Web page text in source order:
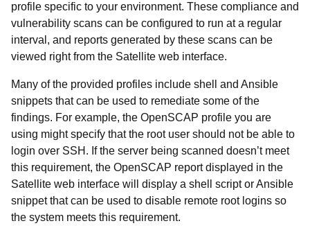
profile specific to your environment. These compliance and
vulnerability scans can be configured to run at a regular
interval, and reports generated by these scans can be
viewed right from the Satellite web interface.
Many of the provided profiles include shell and Ansible
snippets that can be used to remediate some of the
findings. For example, the OpenSCAP profile you are
using might specify that the root user should not be able to
login over SSH. If the server being scanned doesn’t meet
this requirement, the OpenSCAP report displayed in the
Satellite web interface will display a shell script or Ansible
snippet that can be used to disable remote root logins so
the system meets this requirement.